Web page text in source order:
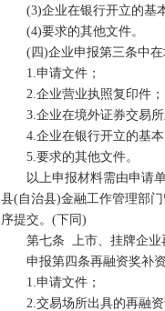
(3)企业在银行开立的基本
(4)要求的其他文件。
(四)企业申报第三条中在
1.申请文件；
2.企业营业执照复印件；
3.企业在境外证券交易所
4.企业在银行开立的基本
5.要求的其他文件。
以上申报材料需由申请单
县(自治县)金融工作管理部
序提交。(下同)
第七条 上市、挂牌企业
申报第四条再融资奖补资
1.申请文件；
2.交易场所出具的再融资